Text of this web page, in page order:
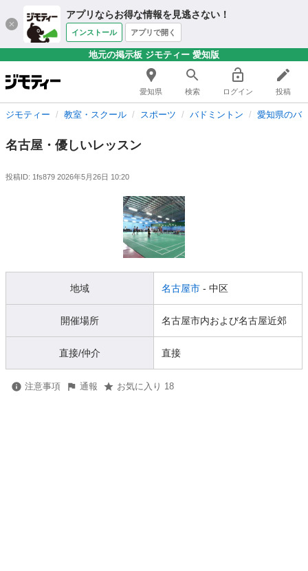
アプリならお得な情報を見逃さない！
インストール アプリで開く
地元の掲示板 ジモティー 愛知版
愛知県 検索 ログイン 投稿
ジモティー 教室・スクール スポーツ バドミントン 愛知県のバ
名古屋・優しいレッスン
投稿ID: 1fs879 2026年5月26日 10:20
地域 名古屋市 - 中区
開催場所 名古屋市内および名古屋近郊
直接/仲介 直接
注意事項 通報 お気に入り 18